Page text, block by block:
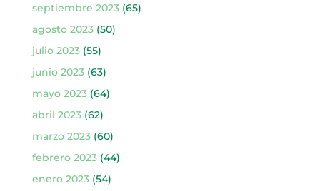
septiembre 2023(65)
agosto 2023(50)
julio 2023(55)
junio 2023(63)
mayo 2023(64)
abril 2023(62)
marzo 2023(60)
febrero 2023(44)
enero 2023(54)